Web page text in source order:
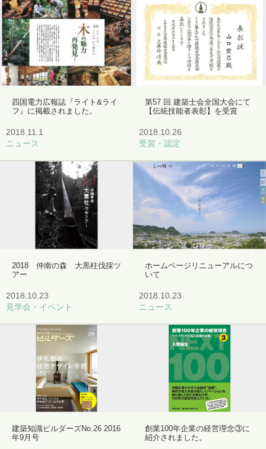
四国電力広報誌『ライト&ライ
フ』に掲載されました。
2018.11.1
ニュース
第57 回 建築士会全国大会にて
【伝統技能者表彰】を受賞
2018.10.26
受賞・認定
2018 仲南の森 大黒柱伐採ツ
アー
2018.10.23
見学会・イベント
ホームページリニューアルにつ
いて
2018.10.23
ニュース
建築知識ビルダーズNo.26 2016
年9月号
創業100年企業の経営理念③に
紹介されました。